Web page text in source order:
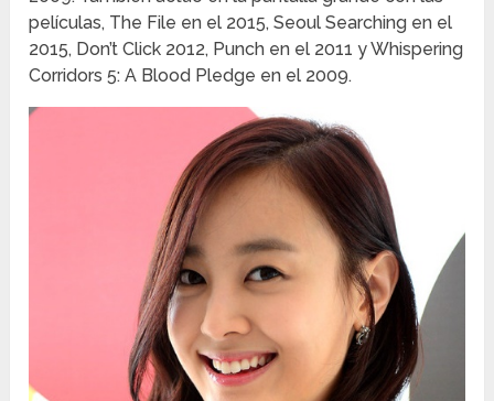
películas, The File en el 2015, Seoul Searching en el
2015, Don’t Click 2012, Punch en el 2011 y Whispering
Corridors 5: A Blood Pledge en el 2009.